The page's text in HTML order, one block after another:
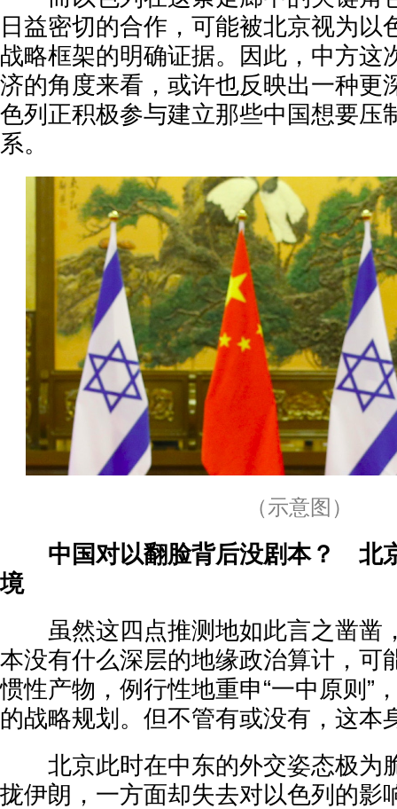
日益密切的合作，可能被北京视为以
战略框架的明确证据。因此，中方这
济的角度来看，或许也反映出一种更
色列正积极参与建立那些中国想要压
系。
（示意图）
中国对以翻脸背后没剧本？ 北
境
虽然这四点推测地如此言之凿凿
本没有什么深层的地缘政治算计，可
惯性产物，例行性地重申“一中原则”
的战略规划。但不管有或没有，这本
北京此时在中东的外交姿态极为
拢伊朗，一方面却失去对以色列的影